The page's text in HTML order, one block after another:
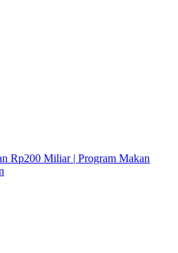
Rp200 Miliar | Program Makan